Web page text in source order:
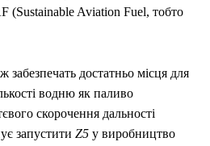
(Sustainable Aviation Fuel, тобто
достатньо місця для
водню як паливо
скорочення дальності
запустити Z5 у виробництво